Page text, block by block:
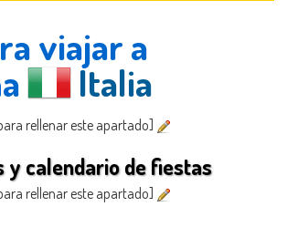
viajar a
Italia
rellenar este apartado]
y calendario de fiestas
rellenar este apartado]